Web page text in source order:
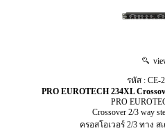
รหัส : CE-
PRO EUROTECH 234XL
PRO
Crossover 2/3 way
ครอสโอเวอร์ 2/3 ทาง ส